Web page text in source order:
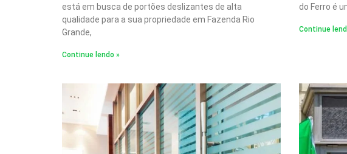
está em busca de portões deslizantes de alta
qualidade para a sua propriedade em Fazenda Rio
Grande,
Continue lendo »
do Ferro é
Continue